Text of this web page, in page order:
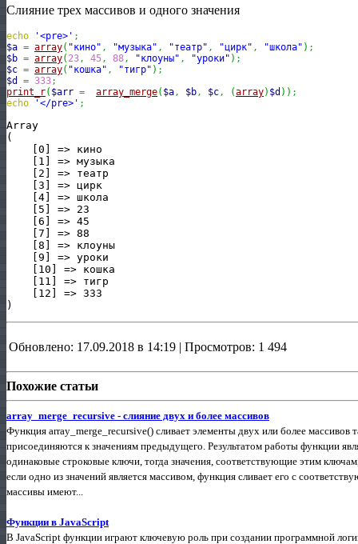
Слияние трех массивов и одного значения
echo '<pre>' ;
$a = array( "кино" , "музыка" , "театр" , "цирк" , "школа" ) ;
$b = array( 23 , 45 , 88 , "клоуны" , "уроки" ) ;
$c = array( "кошка" , "тигр" ) ;
$d
= 333;
print_r( $arr = array_merge( $a , $b , $c , (array) $d ) ) ;
echo
'</pre>' ;
Array
(
    [0] => кино
    [1] => музыка
    [2] => театр
    [3] => цирк
    [4] => школа
    [5] => 23
    [6] => 45
    [7] => 88
    [8] => клоуны
    [9] => уроки
    [10] => кошка
    [11] => тигр
    [12] => 333
)
Обновлено: 17.09.2018 в 14:19 | Просмотров: 1 494
Похожие статьи
array_merge_recursive - слияние двух и более массивов
Функция array_merge_recursive() сливает элементы двух или более массивов
присоединяются к значениям предыдущего. Результатом работы функции
одинаковые строковые ключи, тогда значения, соответствующие этим
если одно из значений является массивом, функция сливает его с
массивы имеют...
Функции в JavaScript
В JavaScript функции играют ключевую роль при создании программной